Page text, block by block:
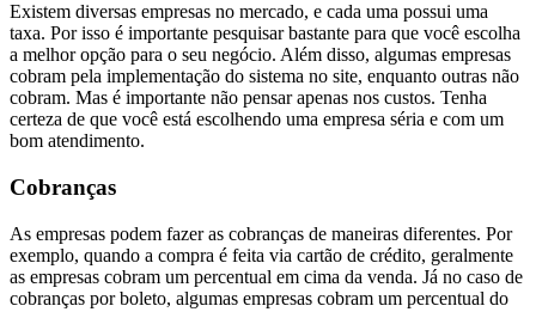
Existem diversas empresas no mercado, e cada uma possui uma
taxa. Por isso é importante pesquisar bastante para que você escolha
a melhor opção para o seu negócio. Além disso, algumas empresas
cobram pela implementação do sistema no site, enquanto outras não
cobram. Mas é importante não pensar apenas nos custos. Tenha
certeza de que você está escolhendo uma empresa séria e com um
bom atendimento.
Cobranças
As empresas podem fazer as cobranças de maneiras diferentes. Por
exemplo, quando a compra é feita via cartão de crédito, geralmente
as empresas cobram um percentual em cima da venda. Já no caso de
cobranças por boleto, algumas empresas cobram um percentual do